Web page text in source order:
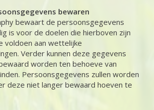
bewaren
bewaart de persoonsgegevens
is voor de doelen die hierboven zijn
voldoen aan wettelijke
Verder kunnen deze gegevens
worden ten behoeve van
Persoonsgegevens zullen worden
deze niet langer bewaard hoeven te